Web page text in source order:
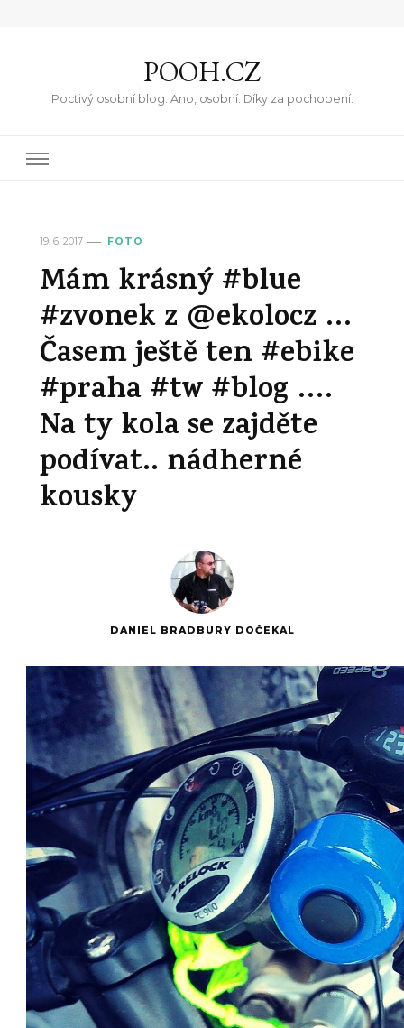
POOH.CZ
Poctivý osobní blog. Ano, osobní. Díky za pochopení.
19. 6. 2017 FOTO
Mám krásný #blue
#zvonek z @ekolocz …
Časem ještě ten #ebike
#praha #tw #blog ….
Na ty kola se zajděte
podívat.. nádherné
kousky
DANIEL BRADBURY DOČEKAL